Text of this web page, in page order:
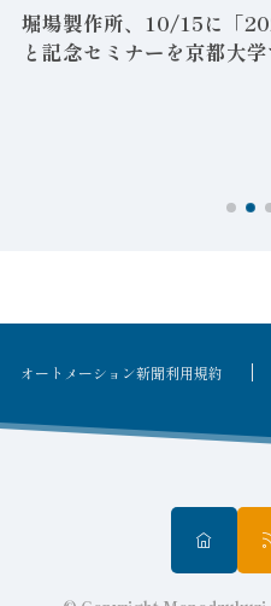
堀場製作所、10/15に「
と記念セミナーを京都大
オートメーション新聞利用規約